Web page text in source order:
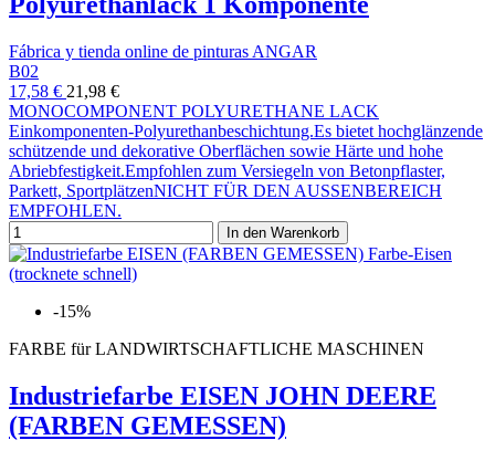
Fábrica y tienda online de pinturas ANGAR
B02
17,58 € 21,98 €
MONOCOMPONENT POLYURETHANE LACK
Einkomponenten-Polyurethanbeschichtung.Es bietet hochglänzende
schützende und dekorative Oberflächen sowie Härte und hohe
Abriebfestigkeit.Empfohlen zum Versiegeln von Betonpflaster,
Parkett, SportplätzenNICHT FÜR DEN AUSSENBEREICH
EMPFOHLEN.
In den Warenkorb
-15%
FARBE für LANDWIRTSCHAFTLICHE MASCHINEN
Industriefarbe EISEN JOHN DEERE
(FARBEN GEMESSEN)